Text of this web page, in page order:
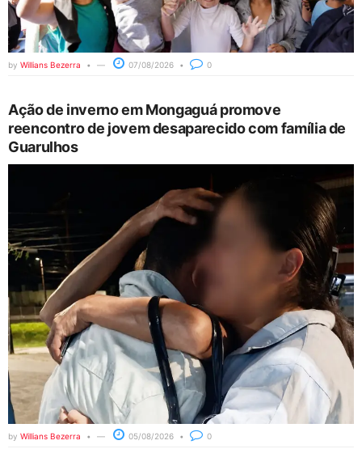
by Willians Bezerra 07/08/2026 0
Ação de inverno em Mongaguá promove
reencontro de jovem desaparecido com família de
Guarulhos
by Willians Bezerra 05/08/2026 0